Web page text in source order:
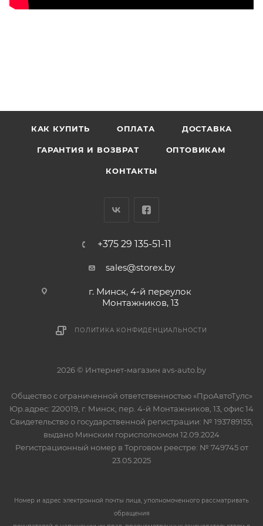
КАК КУПИТЬ ОПЛАТА ДОСТАВКА
ГАРАНТИЯ И ВОЗВРАТ ОПТОВИКАМ
КОНТАКТЫ
+375 29 135-51-11
sales@storex.by
г. Минск, 4-й переулок
Монтажников, 13
ПОЛИТИКА КОНФИДЕНЦИАЛЬНОСТИ
2026 © Интернет-магазин avs-auto.by
Общество с ограниченной ответственностью «ПроАвтоТулс»
Юр.адрес: 220019, г. Минск, пер. 4-й Монтажников, 13, офис 14
Свидетельство о государственной регистрации: № 193789155,
выдано Минским горисполкомом 12.09.2024
Регистрационный номер в Торговом реестре: № 749745 от
23.05.2025
Номер и адрес электронной почты лица, уполномоченного рассматривать
обращения